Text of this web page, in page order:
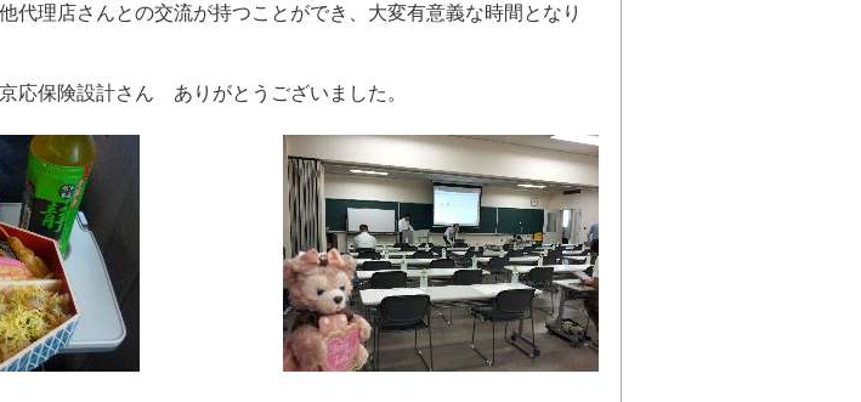
代理店さんとの交流が持つことができ、大変有意義な時間となり
応保険設計さん ありがとうございました。